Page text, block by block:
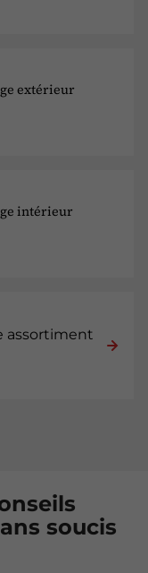
extérieur
intérieur
assortiment
soucis